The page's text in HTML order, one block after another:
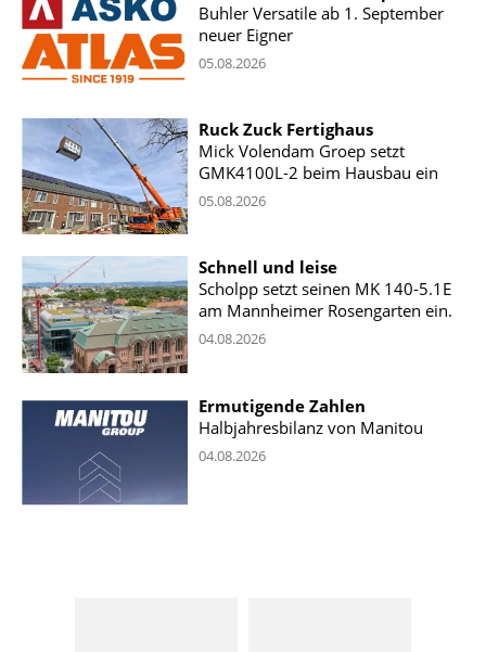
Buhler Versatile ab 1. September
neuer Eigner
05.08.2026
Ruck Zuck Fertighaus
Mick Volendam Groep setzt
GMK4100L-2 beim Hausbau ein
05.08.2026
Schnell und leise
Scholpp setzt seinen MK 140-5.1E
am Mannheimer Rosengarten ein.
04.08.2026
Ermutigende Zahlen
Halbjahresbilanz von Manitou
04.08.2026